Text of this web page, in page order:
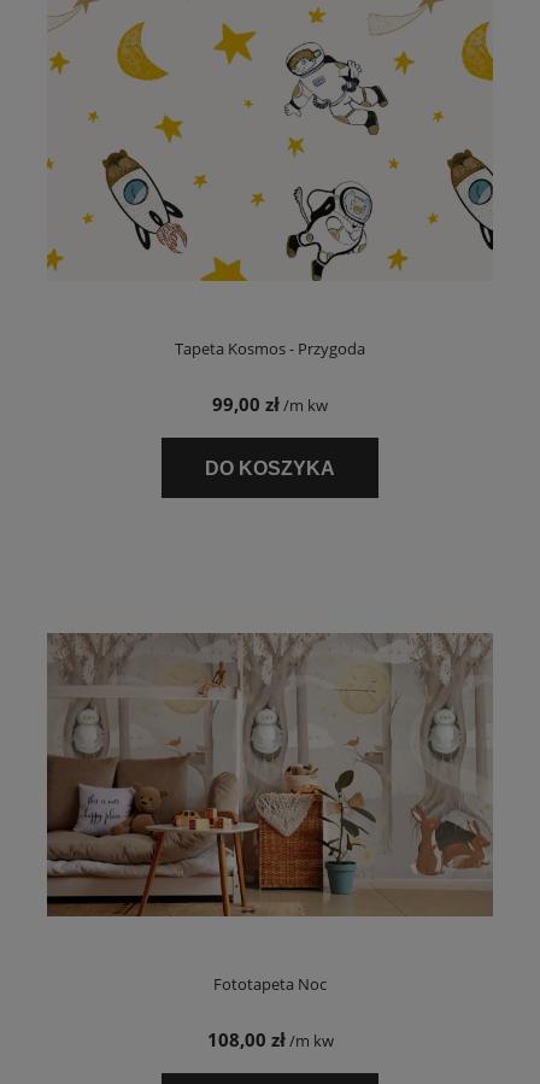
Tapeta Kosmos - Przygoda
99,00 zł/m kw
DO KOSZYKA
Fototapeta Noc
108,00 zł/m kw